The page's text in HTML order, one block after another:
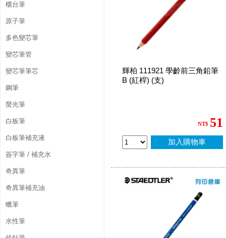
櫃台筆
原子筆
多色變芯筆
變芯筆管
變芯筆筆芯
鋼筆
螢光筆
白板筆
白板筆補充液
簽字筆 / 補充水
奇異筆
奇異筆補充油
蠟筆
水性筆
輝柏 111921 學齡前三角鉛筆
B (紅桿) (支)
NT$ 51
加入購物車